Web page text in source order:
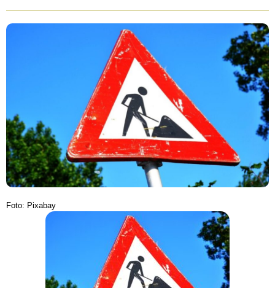
Foto: Pixabay